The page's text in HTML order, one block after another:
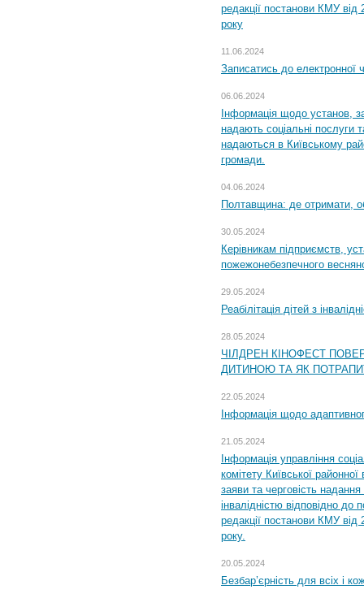
редакції постанови КМУ
року
11.06.2024
Записатись до електронної
06.06.2024
Інформація щодо установ,
надають соціальні послуги
надаються в Київському
громади.
04.06.2024
Полтавщина: де отримати,
30.05.2024
Керівникам підприємств,
пожежонебезпечного
29.05.2024
Реабілітація дітей з
28.05.2024
ЧІЛДРЕН КІНОФЕСТ
ДИТИНОЮ ТА ЯК
22.05.2024
Інформація щодо
21.05.2024
Інформація управління
комітету Київської
заяви та черговість надання
інвалідністю відповідно
редакції постанови КМУ від
року.
20.05.2024
Безбар’єрність для всіх і